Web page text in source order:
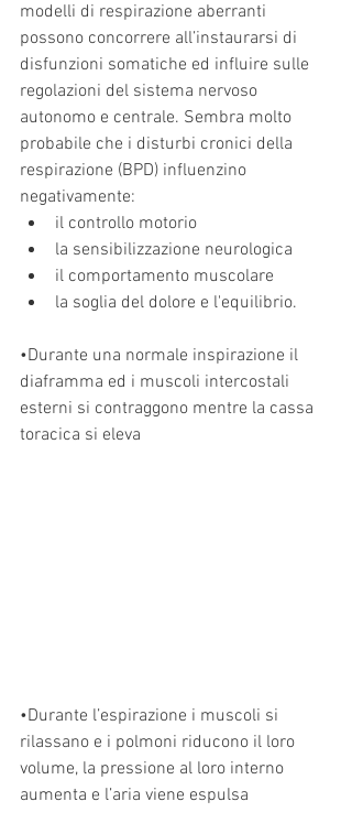
modelli di respirazione aberranti
possono concorrere all’instaurarsi di
disfunzioni somatiche ed influire sulle
regolazioni del sistema nervoso
autonomo e centrale. Sembra molto
probabile che i disturbi cronici della
respirazione (BPD) influenzino
negativamente:
il controllo motorio
la sensibilizzazione neurologica
il comportamento muscolare
la soglia del dolore e l'equilibrio.
•Durante una normale inspirazione il
diaframma ed i muscoli intercostali
esterni si contraggono mentre la cassa
toracica si eleva
•Durante l’espirazione i muscoli si
rilassano e i polmoni riducono il loro
volume, la pressione al loro interno
aumenta e l’aria viene espulsa